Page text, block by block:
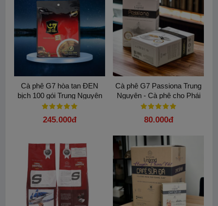
Cà phê G7 hòa tan ĐEN
bịch 100 gói Trung Nguyên
245.000đ
Cà phê G7 Passiona Trung
Nguyên - Cà phê cho Phái
Nữ
80.000đ